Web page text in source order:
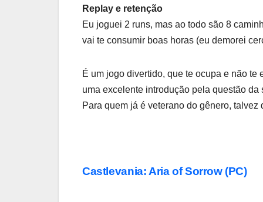
Replay e retenção
Eu joguei 2 runs, mas ao todo são 8
vai te consumir boas horas (eu demorei
É um jogo divertido, que te ocupa e não
uma excelente introdução pela questão
Para quem já é veterano do gênero,
Navegação
Castlevania: Aria of Sorrow (PC)